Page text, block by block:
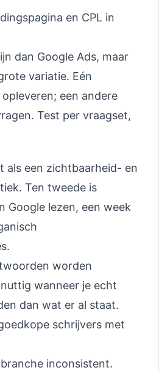
en CPL in
dan Google Ads, maar
variatie. Eén
een andere
Test per vraagset,
als een zichtbaarheid- en
Ten tweede is
Google lezen, een week
worden
wanneer je echt
dan wat er al staat.
schrijvers met
inconsistent.